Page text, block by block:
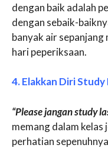
dengan baik adalah
dengan sebaik-
banyak air sepanjang
hari peperiksaan.
4. Elakkan Diri
“Please jangan study
memang dalam
perhatian